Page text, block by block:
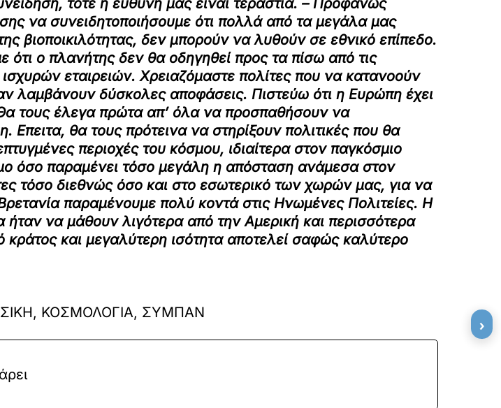
τότε η ευθύνη μας είναι τεράστια. – Προφανώς
να συνειδητοποιήσουμε ότι πολλά από τα μεγάλα μας
βιοποικιλότητας, δεν μπορούν να λυθούν σε εθνικό επίπεδο.
ο πλανήτης δεν θα οδηγηθεί προς τα πίσω από τις
εταιρειών. Χρειαζόμαστε πολίτες που να κατανοούν
λαμβάνουν δύσκολες αποφάσεις. Πιστεύω ότι η Ευρώπη έχει
τους έλεγα πρώτα απ’ όλα να προσπαθήσουν να
θα τους πρότεινα να στηρίξουν πολιτικές που θα
περιοχές του κόσμου, ιδιαίτερα στον παγκόσμιο
όσο παραμένει τόσο μεγάλη η απόσταση ανάμεσα στον
τόσο διεθνώς όσο και στο εσωτερικό των χωρών μας, για να
παραμένουμε πολύ κοντά στις Ηνωμένες Πολιτείες. Η
να μάθουν λιγότερα από την Αμερική και περισσότερα
και μεγαλύτερη ισότητα αποτελεί σαφώς καλύτερο
ΚΟΣΜΟΛΟΓΙΑ, ΣΥΜΠΑΝ
›